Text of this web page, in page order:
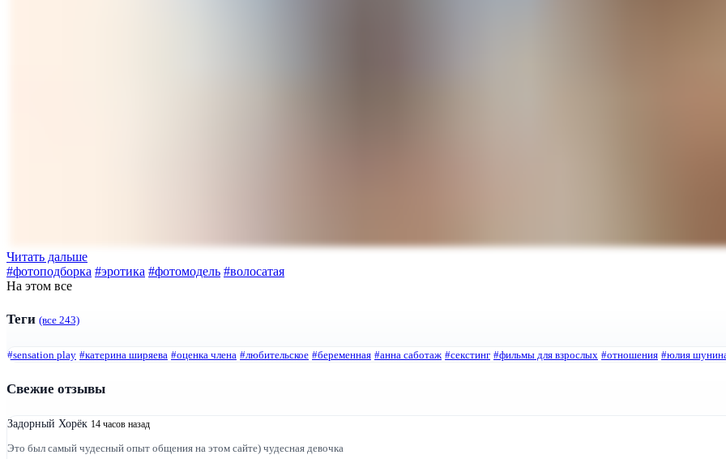
Читать дальше
#фотоподборка #эротика #фотомодель #волосатая
На этом все
Теги (все 243)
#sensation play #катерина ширяева #оценка члена #любительское #беременная #анна саботаж #секстинг #фильмы для взрослых #отношения #юлия
Свежие отзывы
Задорный Хорёк 14 часов назад
Это был самый чудесный опыт общения на этом сайте) чудесная девочка